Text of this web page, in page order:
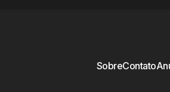
SobreContato